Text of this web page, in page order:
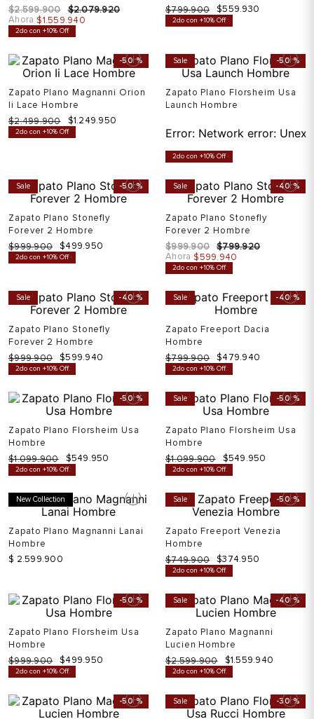
$2.599.900 $2.079.920
Ahora $1.559.940
2do con +10% Off
$799.900 $559.930
2do con +10% Off
-50 %
Zapato Plano Magnanni Orion
Ii Lace Hombre
$2.499.900 $1.249.950
2do con +10% Off
Sale -50 %
Zapato Plano Florsheim Usa
Launch Hombre
Error: Network error:
2do con +10% Off
Sale -50 %
Zapato Plano Stonefly
Forever 2 Hombre
$999.900 $499.950
2do con +10% Off
Sale -40 %
Zapato Plano Stonefly
Forever 2 Hombre
$999.900 $799.920
Ahora $599.940
2do con +10% Off
Sale -40 %
Zapato Plano Stonefly
Forever 2 Hombre
$999.900 $599.940
2do con +10% Off
Sale -40 %
Zapato Freeport Dacia
Hombre
$799.900 $479.940
2do con +10% Off
-50 %
Zapato Plano Florsheim Usa
Hombre
$1.099.900 $549.950
2do con +10% Off
Sale -50 %
Zapato Plano Florsheim Usa
Hombre
$1.099.900 $549.950
2do con +10% Off
New Collection
Zapato Plano Magnanni Lanai
Hombre
$ 2.599.900
Sale -50 %
Zapato Freeport Venezia
Hombre
$749.900 $374.950
2do con +10% Off
-50 %
Zapato Plano Florsheim Usa
Hombre
$999.900 $499.950
2do con +10% Off
Sale -40 %
Zapato Plano Magnanni
Lucien Hombre
$2.599.900 $1.559.940
2do con +10% Off
-50 % Sale -30 %